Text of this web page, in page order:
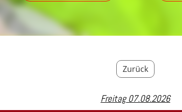
Zurück
Freitag 07.08.2026